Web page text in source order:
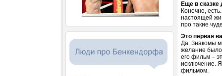
Еще в
Конечно,
настоящей
про такие
Это первая
Да. Знакомы
желание
его фильм –
исключение.
фильмом.